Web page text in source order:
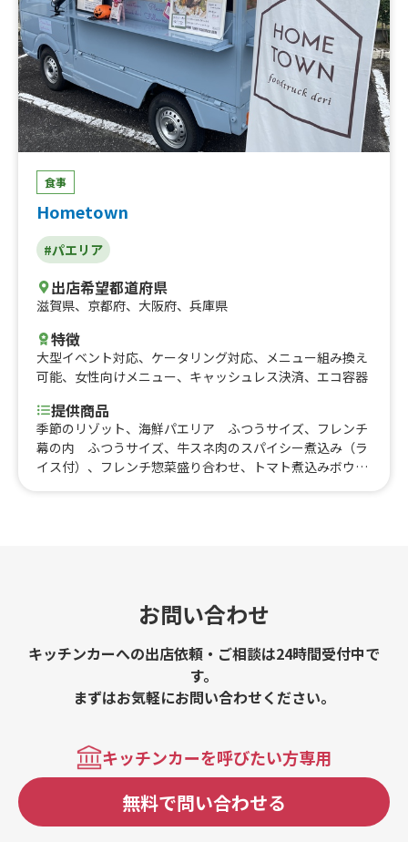
食事
Hometown
#パエリア
出店希望都道府県
滋賀県、 京都府、 大阪府、 兵庫県
特徴
大型イベント対応、 ケータリング対応、 メニュー組み換え
可能、 女性向けメニュー、 キャッシュレス決済、 エコ容器
提供商品
季節のリゾット、海鮮パエリア ふつうサイズ、フレンチ
幕の内 ふつうサイズ、牛スネ肉のスパイシー煮込み（ラ
イス付）、フレンチ惣菜盛り合わせ、トマト煮込みボウ
お問い合わせ
キッチンカーへの出店依頼・ご相談は24時間受付中で
す。
まずはお気軽にお問い合わせください。
キッチンカーを呼びたい方専用
無料で問い合わせる